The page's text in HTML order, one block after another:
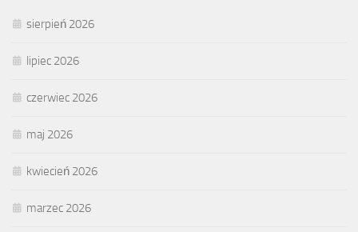
sierpień 2026
lipiec 2026
czerwiec 2026
maj 2026
kwiecień 2026
marzec 2026